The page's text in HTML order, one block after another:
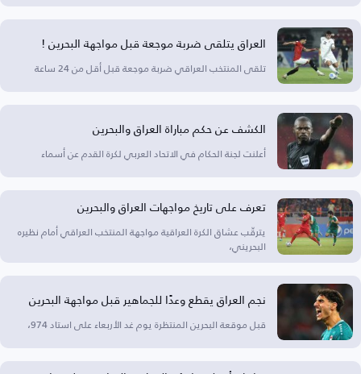
العراق يتلقى ضربة موجعة قبل مواجهة البحرين !
تلقى المنتخب العراقي ضربة موجعة قبل أقل من 24 ساعة
الكشف عن حكم مباراة العراق والبحرين
أعلنت لجنة الحكام في الاتحاد العربي لكرة القدم عن أسماء
تعرف على تاريخ مواجهات العراق والبحرين
يترقّب عشاق الكرة العراقية مواجهة المنتخب العراقي أمام نظيره
البحريني،
نجم العراق يقطع وعدًا للجماهير قبل مواجهة البحرين
قبل موقعة البحرين المنتظرة يوم غد الأربعاء على استاد 974،